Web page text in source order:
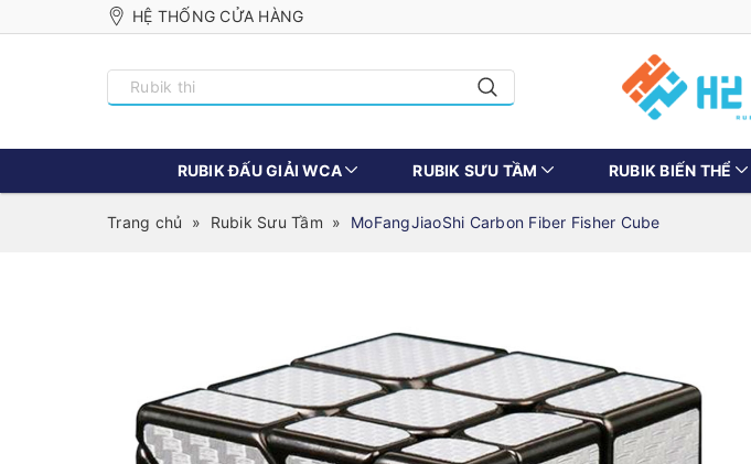
HỆ THỐNG CỬA HÀNG
RUBIK ĐẤU GIẢI WCA RUBIK SƯU TẦM RUBIK BIẾN THỂ
Trang chủ » Rubik Sưu Tầm » MoFangJiaoShi Carbon Fiber Fisher Cube